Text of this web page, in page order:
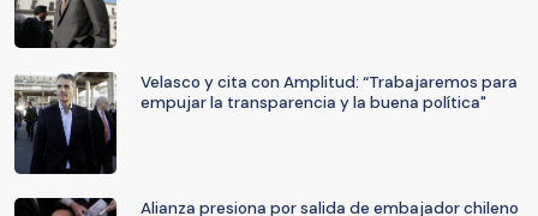
Velasco y cita con Amplitud: “Trabajaremos para
empujar la transparencia y la buena política"
Alianza presiona por salida de embajador chileno